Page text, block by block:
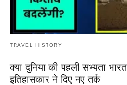
TRAVEL HISTORY
क्या दुनिया की पहली सभ्यता
इतिहासकार ने दिए नए तर्क